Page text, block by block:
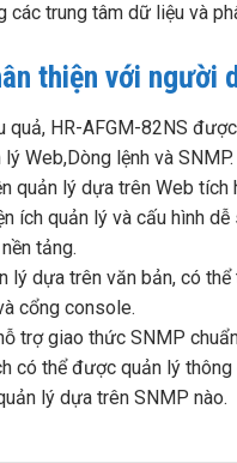
các trung tâm dữ liệu và
thiện với người
quả, HR-AFGM-82NS
Web,Dòng lệnh và SNMP.
quản lý dựa trên Web tích
ích quản lý và cấu hình
tảng.
lý dựa trên văn bản, có thể
cổng console.
trợ giao thức SNMP
có thể được quản lý
lý dựa trên SNMP nào.